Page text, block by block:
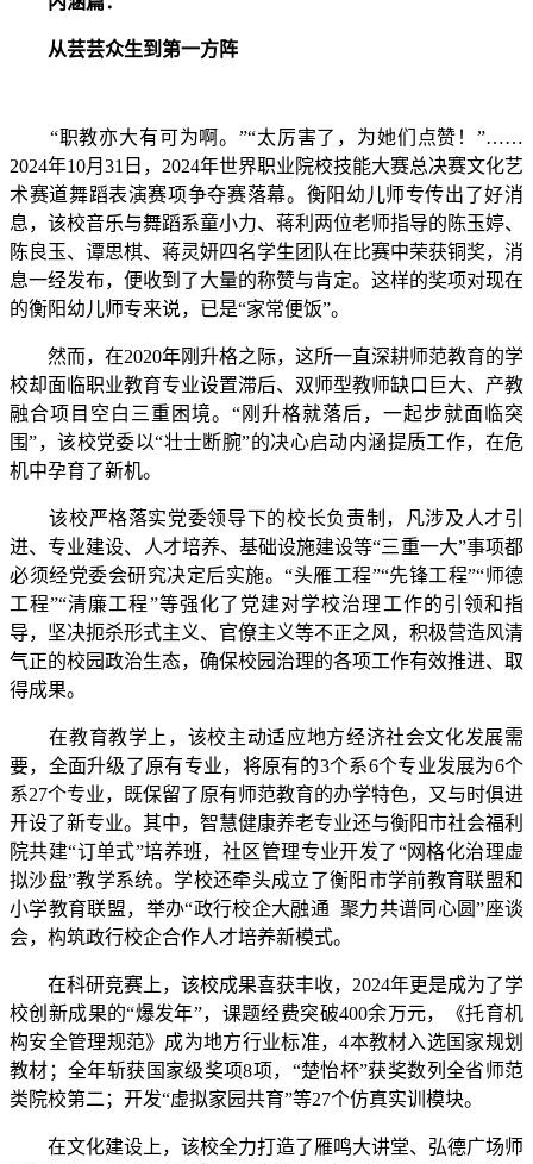
从芸芸众生到第一方阵
“职教亦大有可为啊。”“太厉害了，为她们点赞！”……
2024年10月31日，2024年世界职业院校技能大赛总决赛文化艺
术赛道舞蹈表演赛项争夺赛落幕。衡阳幼儿师专传出了好消
息，该校音乐与舞蹈系童小力、蒋利两位老师指导的陈玉婷、
陈良玉、谭思棋、蒋灵妍四名学生团队在比赛中荣获铜奖，消
息一经发布，便收到了大量的称赞与肯定。这样的奖项对现在
的衡阳幼儿师专来说，已是“家常便饭”。
然而，在2020年刚升格之际，这所一直深耕师范教育的学
校却面临职业教育专业设置滞后、双师型教师缺口巨大、产教
融合项目空白三重困境。‌“刚升格就落后，一起步就面临突
围”，该校党委以“壮士断腕”的决心启动内涵提质工作，在危
机中孕育了新机。
该校严格落实党委领导下的校长负责制，凡涉及人才引
进、专业建设、人才培养、基础设施建设等“三重一大”事项都
必须经党委会研究决定后实施。“头雁工程”“先锋工程”“师德
工程”“清廉工程”等强化了党建对学校治理工作的引领和指
导，坚决扼杀形式主义、官僚主义等不正之风，积极营造风清
气正的校园政治生态，确保校园治理的各项工作有效推进、取
得成果。
在教育教学上，该校主动适应地方经济社会文化发展需
要，全面升级了原有专业，将原有的3个系6个专业发展为6个
系27个专业，既保留了原有师范教育的办学特色，又与时俱进
开设了新专业。其中，智慧健康养老专业还与衡阳市社会福利
院共建“订单式”培养班，社区管理专业开发了“网格化治理虚
拟沙盘”教学系统‌。学校还牵头成立了衡阳市学前教育联盟和
小学教育联盟，举办“政行校企大融通 聚力共谱同心圆”座谈
会，构筑政行校企合作人才培养新模式。
在科研竞赛上，该校成果喜获丰收，2024年更是成为了学
校创新成果的“爆发年”，课题经费突破400余万元，《托育机
构安全管理规范》成为地方行业标准，4本教材入选国家规划
教材；全年斩获国家级奖项8项，“楚怡杯”获奖数列全省师范
类院校第二‌；开发“虚拟家园共育”等27个仿真实训模块。‌‌
在文化建设上，该校全力打造了雁鸣大讲堂、弘德广场师